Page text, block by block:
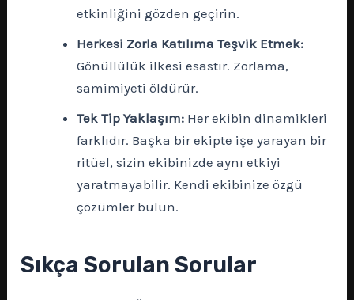
etkinliğini gözden geçirin.
Herkesi Zorla Katılıma Teşvik Etmek:
Gönüllülük ilkesi esastır. Zorlama,
samimiyeti öldürür.
Tek Tip Yaklaşım: Her ekibin dinamikleri
farklıdır. Başka bir ekipte işe yarayan bir
ritüel, sizin ekibinizde aynı etkiyi
yaratmayabilir. Kendi ekibinize özgü
çözümler bulun.
Sıkça Sorulan Sorular